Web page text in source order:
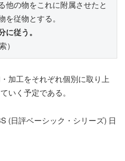
他の物をこれに附属させたと
を従物とする。
に従う。
）
加工をそれぞれ個別に取り上
いく予定である。
(日評ベーシック・シリーズ) 日